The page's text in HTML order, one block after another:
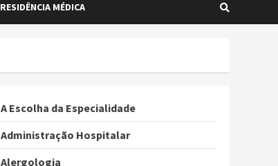
RESIDÊNCIA MÉDICA
A Escolha da Especialidade
Administração Hospitalar
Alergologia